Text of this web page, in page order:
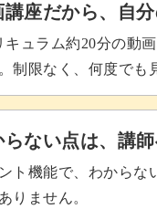
講座だから、自
キュラム約20分の動
制限なく、何度でも
らない点は、講
ト機能で、わからな
りません。